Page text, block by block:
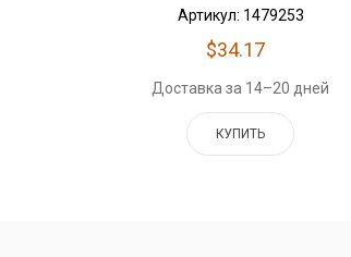
Артикул: 1479253
$34.17
Доставка за 14–20 дней
КУПИТЬ